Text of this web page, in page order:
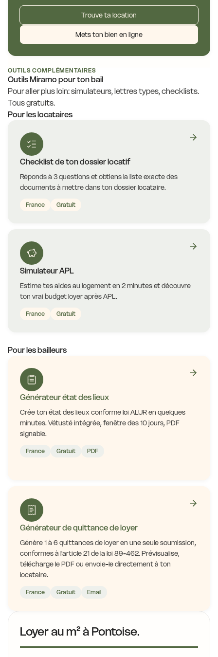
Trouve ta location
Mets ton bien en ligne
OUTILS COMPLÉMENTAIRES
Outils Miramo pour ton bail
Pour aller plus loin: simulateurs, lettres types, checklists.
Tous gratuits.
Pour les locataires
Checklist de ton dossier locatif
Réponds à 3 questions et obtiens la liste exacte des
documents à mettre dans ton dossier locataire.
France Gratuit
Simulateur APL
Estime tes aides au logement en 2 minutes et découvre
ton vrai budget loyer après APL.
France Gratuit
Pour les bailleurs
Générateur état des lieux
Crée ton état des lieux conforme loi ALUR en quelques
minutes. Vétusté intégrée, fenêtre des 10 jours, PDF
signable.
France Gratuit PDF
Générateur de quittance de loyer
Génère 1 à 6 quittances de loyer en une seule soumission,
conformes à l'article 21 de la loi 89-462. Prévisualise,
télécharge le PDF ou envoie-le directement à ton
locataire.
France Gratuit Email
Loyer au m² à Pontoise.